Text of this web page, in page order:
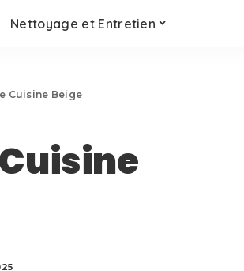
Nettoyage et Entretien
Cuisine Beige